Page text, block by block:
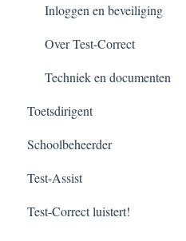
Inloggen en beveiliging
Over Test-Correct
Techniek en documenten
Toetsdirigent
Schoolbeheerder
Test-Assist
Test-Correct luistert!